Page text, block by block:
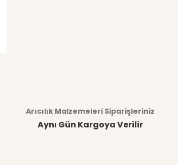
Arıcılık Malzemeleri Siparişleriniz
Aynı Gün Kargoya Verilir